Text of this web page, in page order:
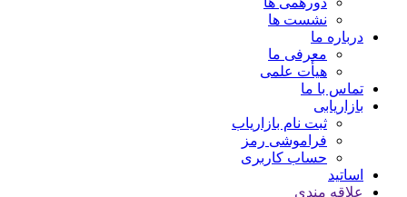
نشست ها
درباره ما
معرفی ما
هیأت علمی
تماس با ما
بازاریابی
ثبت نام بازاریاب
فراموشی رمز
حساب کاربری
اساتید
علاقه مندی